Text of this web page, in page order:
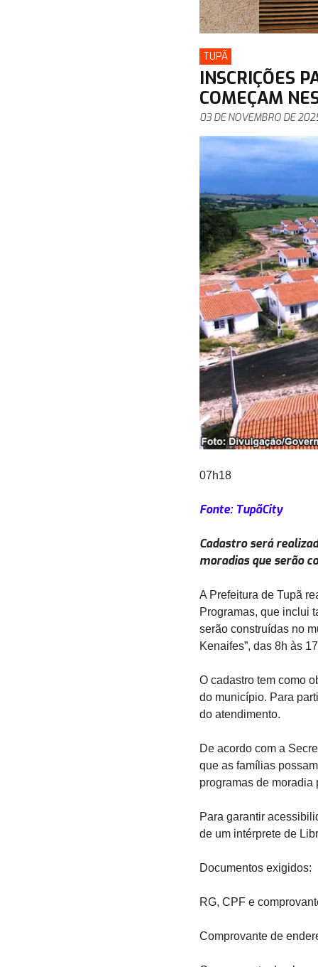
TUPÃ
INSCRIÇÕES
COMEÇAM
03 DE NOVEMBRO DE
07h18
Fonte: TupãCity
Cadastro será
moradias que serão
A Prefeitura de Tupã
Programas, que inclui
serão construídas no
Kenaifes”, das 8h às
O cadastro tem como
do município. Para
do atendimento.
De acordo com a
que as famílias
programas de
Para garantir
de um intérprete de
Documentos exigidos:
RG, CPF e
Comprovante de